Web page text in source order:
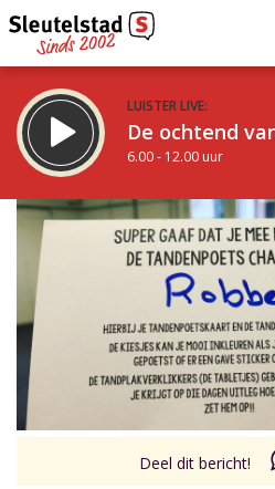
LUISTER LIVE:
De ochtend
6.00 - 12.00 uur
STRAKS:
De middag van
12.00 - 19.00 uur
Vorig uur
uur 1 van 0
Inklappen
Deel dit bericht!